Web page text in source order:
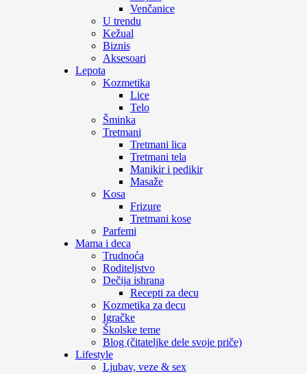
Venčanice
U trendu
Kežual
Biznis
Aksesoari
Lepota
Kozmetika
Lice
Telo
Šminka
Tretmani
Tretmani lica
Tretmani tela
Manikir i pedikir
Masaže
Kosa
Frizure
Tretmani kose
Parfemi
Mama i deca
Trudnoća
Roditeljstvo
Dečija ishrana
Recepti za decu
Kozmetika za decu
Igračke
Školske teme
Blog (čitateljke dele svoje priče)
Lifestyle
Ljubav, veze & sex